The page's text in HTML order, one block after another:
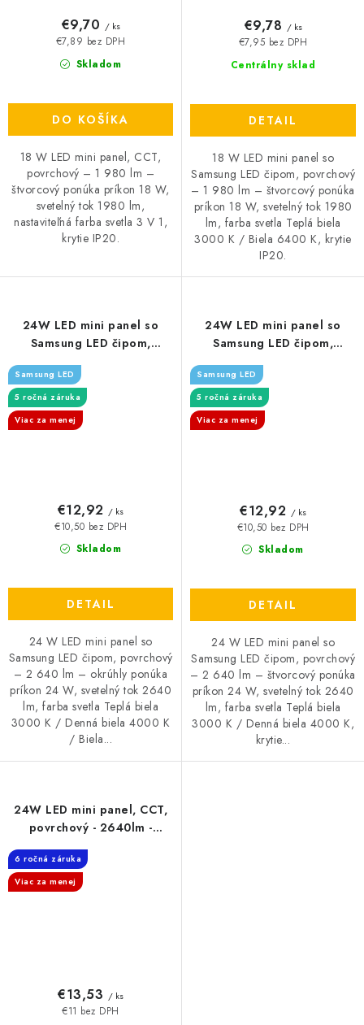
Skladom
€7,89 bez DPH
€9,70 / ks
DO KOŠÍKA
18 W LED mini panel, CCT,
povrchový – 1 980 lm –
štvorcový ponúka príkon 18 W,
svetelný tok 1980 lm,
nastaviteľná farba svetla 3 V 1,
krytie IP20.
Centrálny sklad
€7,95 bez DPH
€9,78 / ks
DETAIL
18 W LED mini panel so
Samsung LED čipom, povrchový
– 1 980 lm – štvorcový ponúka
príkon 18 W, svetelný tok 1980
lm, farba svetla Teplá biela
3000 K / Biela 6400 K, krytie
IP20.
24W LED mini panel so
Samsung LED čipom,
okrúhly
Samsung LED
5 ročná záruka
Viac za menej
Skladom
€10,50 bez DPH
€12,92 / ks
DETAIL
24 W LED mini panel so
Samsung LED čipom, povrchový
– 2 640 lm – okrúhly ponúka
príkon 24 W, svetelný tok 2640
lm, farba svetla Teplá biela
3000 K / Denná biela 4000 K
/ Biela...
24W LED mini panel so
Samsung LED čipom,
štvorcový
Samsung LED
5 ročná záruka
Viac za menej
Skladom
€10,50 bez DPH
€12,92 / ks
DETAIL
24 W LED mini panel so
Samsung LED čipom, povrchový
– 2 640 lm – štvorcový ponúka
príkon 24 W, svetelný tok 2640
lm, farba svetla Teplá biela
3000 K / Denná biela 4000 K,
krytie...
24W LED mini panel, CCT,
povrchový - 2640lm -
štvorcový
6 ročná záruka
Viac za menej
€11 bez DPH
€13,53 / ks